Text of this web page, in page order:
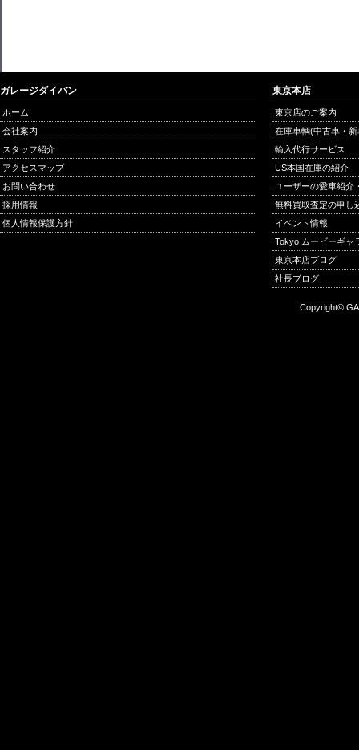
ガレージダイバン
ホーム
会社案内
スタッフ紹介
アクセスマップ
お問い合わせ
採用情報
個人情報保護方針
東京本店
東京店のご案内
在庫車輌(中古車・
輸入代行サービス
US本国在庫の紹介
ユーザーの愛車紹介
無料買取査定の申し
イベント情報
Tokyo ムービーギャ
東京本店ブログ
社長ブログ
Copyright©